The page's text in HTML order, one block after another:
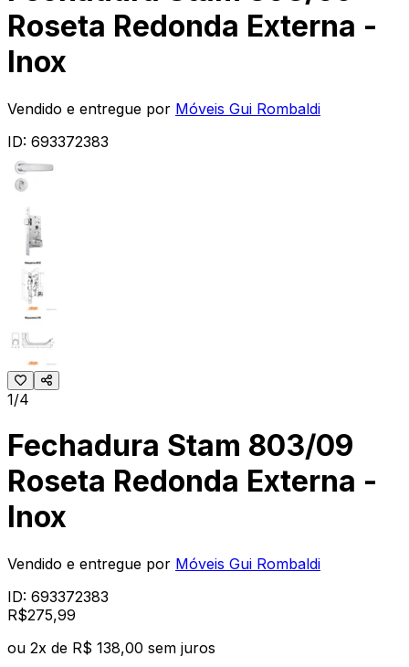
Roseta Redonda Externa -
Inox
Vendido e entregue por Móveis Gui Rombaldi
ID: 693372383
1/4
Fechadura Stam 803/09
Roseta Redonda Externa -
Inox
Vendido e entregue por Móveis Gui Rombaldi
ID: 693372383
R$275,99
ou 2x de R$ 138,00 sem juros